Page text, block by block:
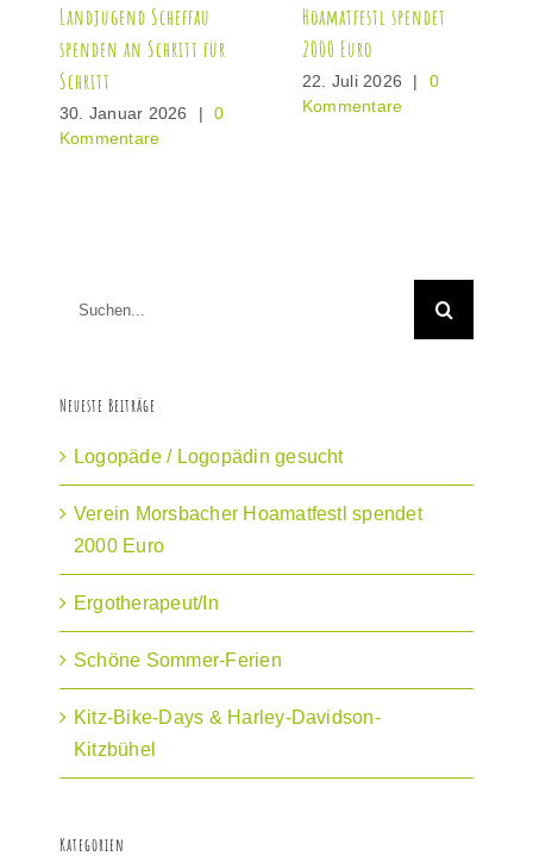
Landjugend Scheffau
spenden an Schritt für
Schritt
30. Januar 2026 |
0
Kommentare
Hoamatfestl spendet
2000 Euro
22. Juli 2026 |
0
Kommentare
Neueste Beiträge
Logopäde / Logopädin gesucht
Verein Morsbacher Hoamatfestl spendet
2000 Euro
Ergotherapeut/In
Schöne Sommer-Ferien
Kitz-Bike-Days & Harley-Davidson-
Kitzbühel
Kategorien